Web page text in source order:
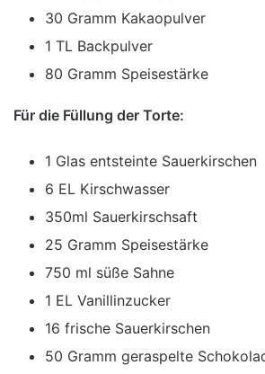
30 Gramm Kakaopulver
1 TL Backpulver
80 Gramm Speisestärke
Für die Füllung der Torte:
1 Glas entsteinte Sauerkirschen
6 EL Kirschwasser
350ml Sauerkirschsaft
25 Gramm Speisestärke
750 ml süße Sahne
1 EL Vanillinzucker
16 frische Sauerkirschen
50 Gramm geraspelte